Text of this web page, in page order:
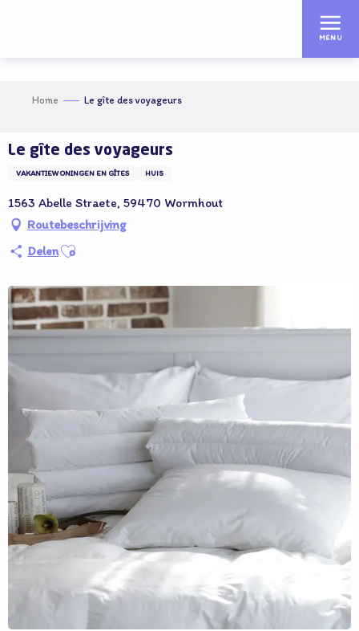
MENU
Home Le gîte des voyageurs
Le gîte des voyageurs
VAKANTIEWONINGEN EN GÎTES HUIS
1563 Abelle Straete, 59470 Wormhout
Routebeschrijving
DelenAjouter aux favoris